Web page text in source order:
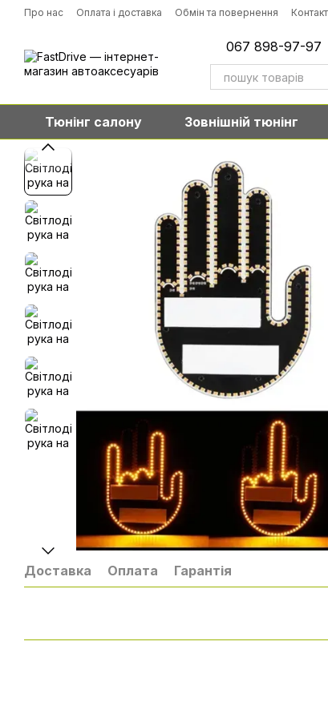
Перейти до основного контенту
Про нас Оплата і доставка Обмін та повернення
067 898-97-97
Тюнінг салону Зовнішній тюнінг
Доставка Оплата Гарантія